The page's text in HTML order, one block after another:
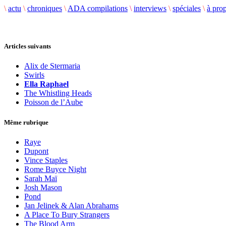
\ actu \ chroniques \ ADA compilations \ interviews \ spéciales \ à
Articles suivants
Alix de Stermaria
Swirls
Ella Raphael
The Whistling Heads
Poisson de l’Aube
Même rubrique
Raye
Dupont
Vince Staples
Rome Buyce Night
Sarah Maï
Josh Mason
Pond
Jan Jelinek & Alan Abrahams
A Place To Bury Strangers
The Blood Arm